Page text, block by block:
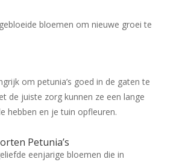
bloemen om nieuwe groei te
om petunia’s goed in de gaten te
de juiste zorg kunnen ze een lange
hebben en je tuin opfleuren.
Petunia’s
eenjarige bloemen die in